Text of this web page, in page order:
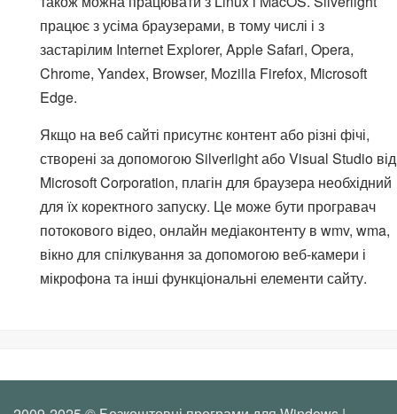
працює з усіма браузерами, в тому числі і з
застарілим Internet Explorer, Apple Safari, Opera,
Chrome, Yandex, Browser, Mozilla Firefox, Microsoft
Edge.
Якщо на веб сайті присутнє контент або різні фічі,
створені за допомогою Silverlight або Visual Studio від
Microsoft Corporation, плагін для браузера необхідний
для їх коректного запуску. Це може бути програвач
потокового відео, онлайн медіаконтенту в wmv, wma,
вікно для спілкування за допомогою веб-камери і
мікрофона та інші функціональні елементи сайту.